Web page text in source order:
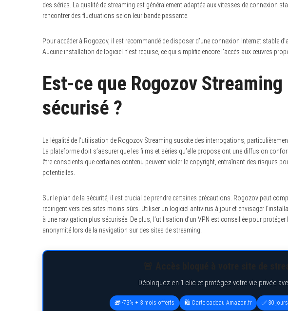
des séries. La qualité de streaming est généralement adaptée aux vitesses de connexion
rencontrer des fluctuations selon leur bande passante.
Pour accéder à Rogozov, il est recommandé de disposer d’une connexion Internet stable
Aucune installation de logiciel n’est requise, ce qui simplifie encore l’accès aux œuvres
Est-ce que Rogozov
sécurisé ?
La légalité de l’utilisation de Rogozov Streaming suscite des interrogations,
La plateforme doit s’assurer que les films et séries qu’elle propose ont une diffusion
être conscients que certaines contenu peuvent violer le copyright, entraînant des risques
potentielles.
Sur le plan de la sécurité, il est crucial de prendre certaines précautions. Rogozov peut
redirigent vers des sites moins sûrs. Utiliser un logiciel antivirus à jour et envisager
à une navigation plus sécurisée. De plus, l’utilisation d’un VPN est conseillée pour
anonymité lors de la navigation sur des sites de streaming.
Débloquez en 1 clic et protégez votre vie privée
🎁 -73% + 3 mois offerts 🛍️ Carte cadeau Amazon.fr ✅ 30
S
a
r
r
: